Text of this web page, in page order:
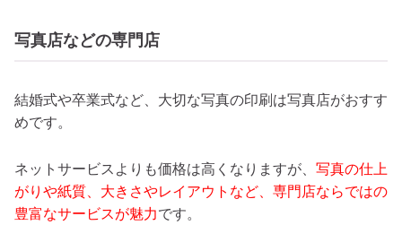
写真店などの専門店
結婚式や卒業式など、大切な写真の印刷は写真店がおすす
めです。
ネットサービスよりも価格は高くなりますが、 写真の仕上
がりや紙質、大きさやレイアウトなど、専門店ならではの
豊富なサービスが魅力です。